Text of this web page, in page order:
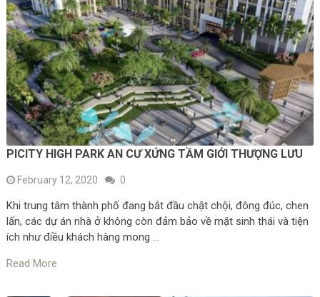
PICITY HIGH PARK AN CƯ XỨNG TẦM GIỚI THƯỢNG LƯU
February 12, 2020 0
Khi trung tâm thành phố đang bắt đầu chật chội, đông đúc, chen
lấn, các dự án nhà ở không còn đảm bảo về mặt sinh thái và tiện
ích như điều khách hàng mong …
Read More